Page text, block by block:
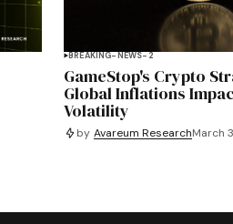
BREAKING-NEWS-2
GameStop's Crypto
Global Inflations
Volatility
by Avareum ResearchMarch